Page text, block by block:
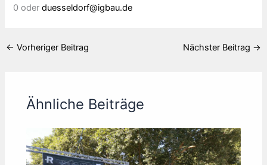
0 oderduesseldorf@igbau.de
← Vorheriger Beitrag Nächster Beitrag →
Ähnliche Beiträge